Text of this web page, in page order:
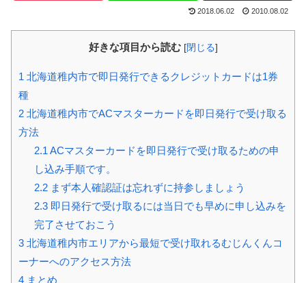
2018.06.02 2010.08.02
好きな項目から読む [閉じる]
1 北海道稚内市で即日発行できるクレジットカードは1券
種
2 北海道稚内市でACマスターカードを即日発行で受け取る
方法
2.1 ACマスターカードを即日発行で受け取るための申
し込み手順です。
2.2まず本人確認証は忘れずに持参しましょう
2.3即日発行で受け取るには当日でも早めに申し込みを
完了させておこう
3 北海道稚内市エリアから最短で受け取れるむじんくんコ
ーナーへのアクセス方法
4 まとめ